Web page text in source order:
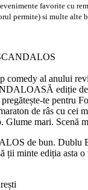
favorite cu
permite) si multe alte
comedy al anului
ediție de
te pentru
de râs cu cei
Glume mari. Scenă
de bun. Dublu
ții minte ediția asta o